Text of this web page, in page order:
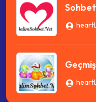
Sohbet